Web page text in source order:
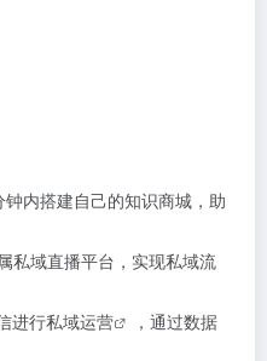
钟内搭建自己的知识商城，助
私域直播平台，实现私域流
进行私域运营
，通过数据